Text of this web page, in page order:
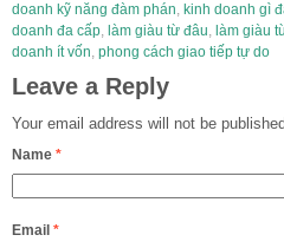
doanh kỹ năng đàm phán, kinh doanh gì
doanh đa cấp, làm giàu từ đâu, làm giàu
doanh ít vốn, phong cách giao tiếp tự do
Leave a Reply
Your email address will not be
Name *
Email *